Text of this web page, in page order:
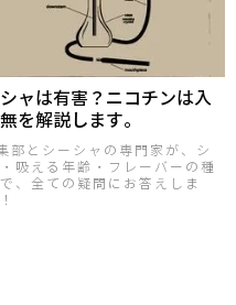
ャは有害？ニコチンは入
を解説します。
部とシーシャの専門家が、シ
吸える年齢・フレーバーの種
、全ての疑問にお答えしま